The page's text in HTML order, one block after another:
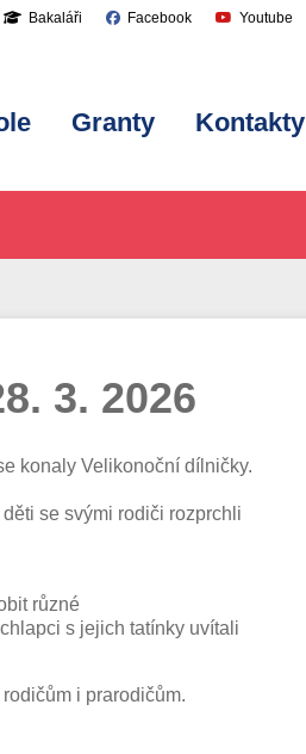
Bakaláři Facebook Youtube
Granty Kontakty
3. 2026
konaly Velikonoční dílničky.
se svými rodiči rozprchli
různé
s jejich tatínky uvítali
i prarodičům.